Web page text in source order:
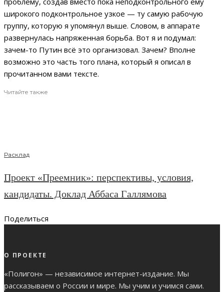
широкого подконтрольное узкое — ту самую рабочую
группу, которую я упомянул выше. Словом, в аппарате
развернулась напряженная борьба. Вот я и подумал:
зачем-то Путин всё это организовал. Зачем? Вполне
возможно это часть того плана, который я описал в
прочитанном вами тексте.
Читайте также
Расклад
Проект «Преемник»: перспективы, условия,
кандидаты. Доклад Аббаса Галлямова
Поделиться
О ПРОЕКТЕ
«Полигон» — независимое интернет-издание. Мы
рассказываем о России и мире. Мы учим и учимся сами.